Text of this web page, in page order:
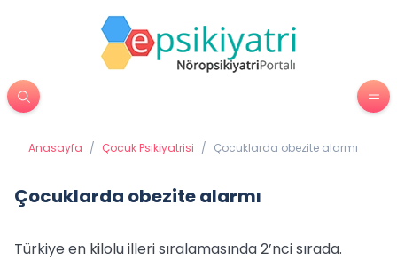
Anasayfa / Çocuk Psikiyatrisi / Çocuklarda obezite alarmı
Çocuklarda obezite alarmı
Türkiye en kilolu illeri sıralamasında 2’nci sırada.